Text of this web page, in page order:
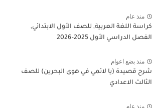
منذ عام
كراسة اللغة العربية, للصف الأول الابتدائي,
الفصل الدراسي الأول 2025–2026
منذ بضع اعوام
شرح قصيدة (يا لائمي في هوى البحرين) للصف
الثالث الاعدادي
منذ عام